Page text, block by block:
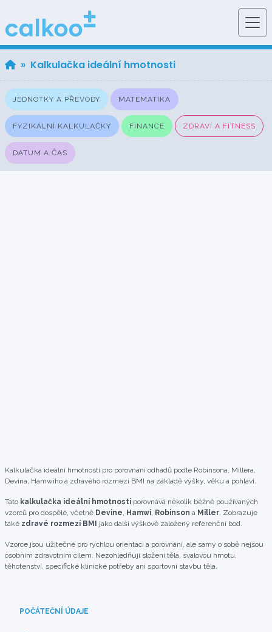
» Kalkulačka ideální hmotnosti
JEDNOTKY A PŘEVODY MATEMATIKA
FYZIKÁLNÍ KALKULAČKY FINANCE ZDRAVÍ A FITNESS
DATUM A ČAS
Kalkulačka ideální hmotnosti pro porovnání odhadů podle Robinsona, Millera,
Devina, Hamwiho a zdravého rozmezí BMI na základě výšky, věku a pohlaví.
Tato kalkulačka ideální hmotnosti porovnává několik běžně používaných
vzorců pro dospělé, včetně Devine, Hamwi, Robinson a Miller. Zobrazuje
také zdravé rozmezí BMI jako další výškově založený referenční bod.
Vzorce jsou užitečné pro rychlou orientaci a porovnání, ale samy o sobě nejsou
osobním zdravotním cílem. Nezohledňují složení těla, svalovou hmotu,
těhotenství, specifické klinické potřeby ani sportovní stavbu těla.
POČÁTEČNÍ ÚDAJE